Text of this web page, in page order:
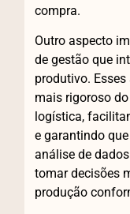
compra.
Outro aspecto
de gestão que
produtivo.
mais rigoroso
logística,
e garantindo
análise de
tomar decisões
produção